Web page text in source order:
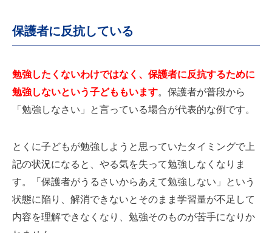
保護者に反抗している
勉強したくないわけではなく、保護者に反抗するために
勉強しないという子どももいます。保護者が普段から
「勉強しなさい」と言っている場合が代表的な例です。
とくに子どもが勉強しようと思っていたタイミングで上
記の状況になると、やる気を失って勉強しなくなりま
す。「保護者がうるさいからあえて勉強しない」という
状態に陥り、解消できないとそのまま学習量が不足して
内容を理解できなくなり、勉強そのものが苦手になりか